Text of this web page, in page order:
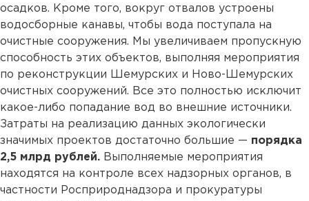
осадков. Кроме того, вокруг отвалов устроены
водосборные канавы, чтобы вода поступала на
очистные сооружения. Мы увеличиваем пропускную
способность этих объектов, выполняя мероприятия
по реконструкции Шемурских и Ново-Шемурских
очистных сооружений. Все это полностью исключит
какое-либо попадание вод во внешние источники.
Затраты на реализацию данных экологически
значимых проектов достаточно большие — порядка
2,5 млрд рублей. Выполняемые мероприятия
находятся на контроле всех надзорных органов, в
частности Росприроднадзора и прокуратуры